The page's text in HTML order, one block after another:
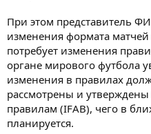
При этом представитель
изменения формата матчей
потребует изменения
органе мирового футбола
изменения в правилах
рассмотрены и
правилам (IFAB), чего в
планируется.